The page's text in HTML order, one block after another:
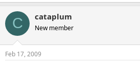
C cataplum
New member
Feb 17, 2009